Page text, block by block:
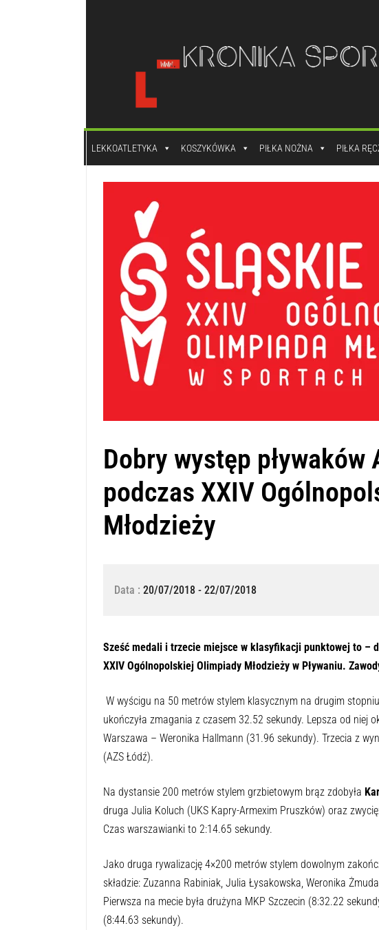
LEKKOATLETYKA KOSZYKÓWKA PIŁKA NOŻNA PIŁKA
Dobry występ pływaków
podczas XXIV
Młodzieży
Data : 20/07/2018 - 22/07/2018
Sześć medali i trzecie miejsce w klasyfikacji punktowej to –
XXIV Ogólnopolskiej Olimpiady Młodzieży w Pływaniu.
W wyścigu na 50 metrów stylem klasycznym na drugim
ukończyła zmagania z czasem 32.52 sekundy. Lepsza od niej
Warszawa – Weronika Hallmann (31.96 sekundy). Trzecia z
(AZS Łódź).
Na dystansie 200 metrów stylem grzbietowym brąz zdobyła
druga Julia Koluch (UKS Kapry-Armexim Pruszków) oraz
Czas warszawianki to 2:14.65 sekundy.
Jako druga rywalizację 4×200 metrów stylem dowolnym
składzie: Zuzanna Rabiniak, Julia Łysakowska, Weronika
Pierwsza na mecie była drużyna MKP Szczecin (8:32.22
(8:44.63 sekundy).